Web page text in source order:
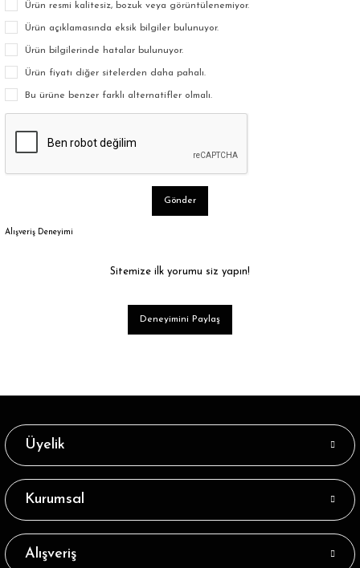
Ürün resmi kalitesiz, bozuk veya görüntülenemiyor.
Ürün açıklamasında eksik bilgiler bulunuyor.
Ürün bilgilerinde hatalar bulunuyor.
Ürün fiyatı diğer sitelerden daha pahalı.
Bu ürüne benzer farklı alternatifler olmalı.
Gönder
Alışveriş Deneyimi
Sitemize ilk yorumu siz yapın!
Deneyimini Paylaş
Üyelik
Kurumsal
Alışveriş